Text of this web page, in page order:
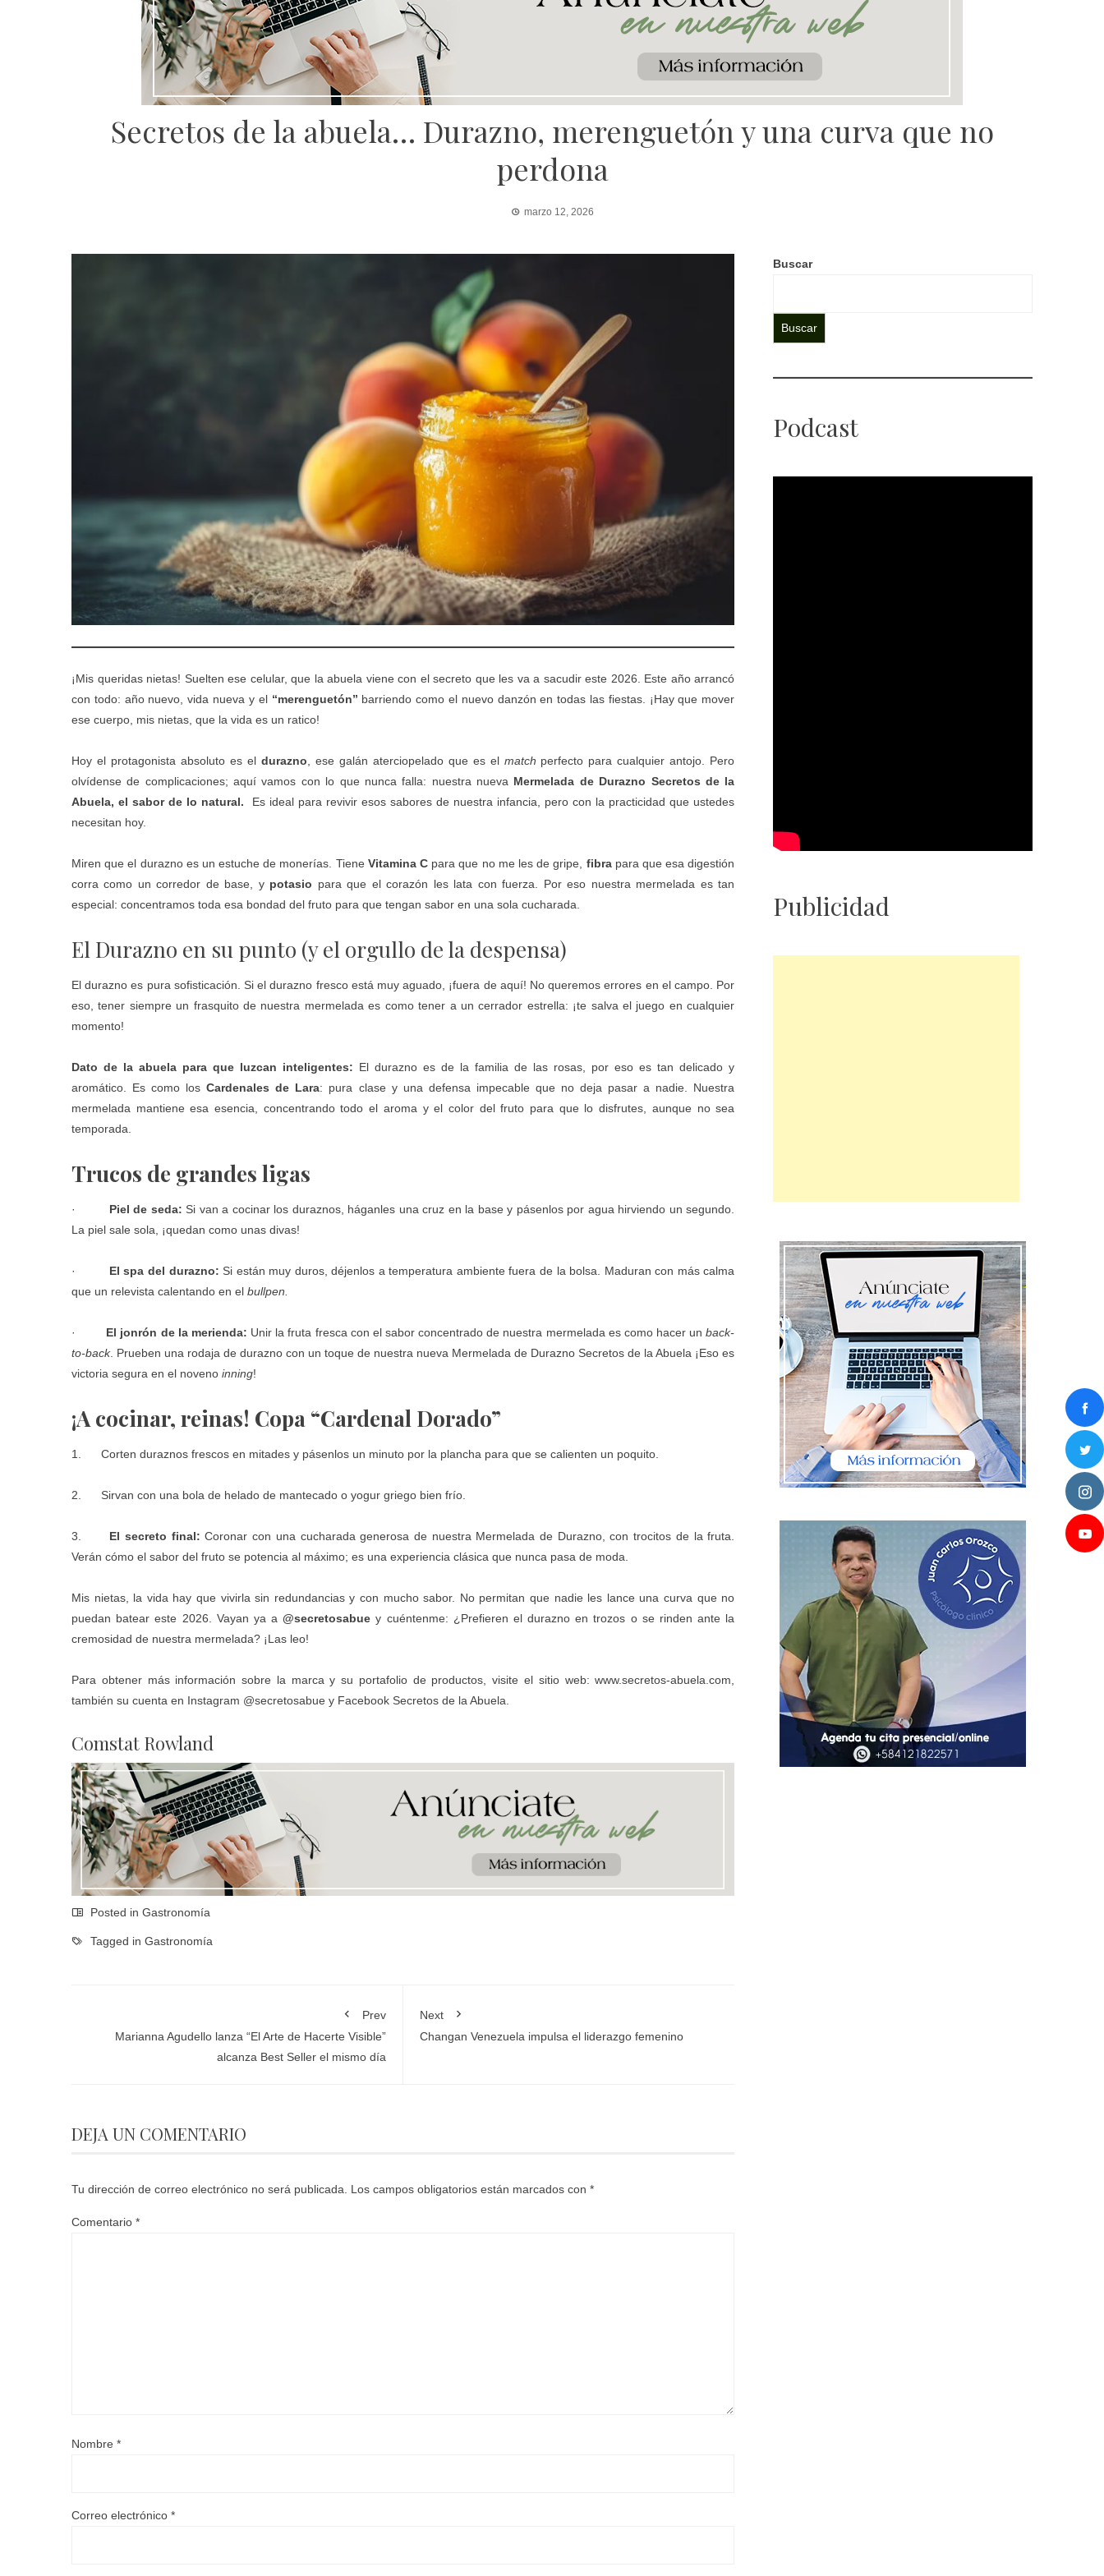
Secretos de la abuela… Durazno, merenguetón y una curva que no
perdona
marzo 12, 2026
¡Mis queridas nietas! Suelten ese celular, que la abuela viene con el secreto que les va a sacudir este 2026. Este año arrancó
con todo: año nuevo, vida nueva y el “merenguetón” barriendo como el nuevo danzón en todas las fiestas. ¡Hay que mover
ese cuerpo, mis nietas, que la vida es un ratico!
Hoy el protagonista absoluto es el durazno , ese galán aterciopelado que es el match perfecto para cualquier antojo. Pero
olvídense de complicaciones; aquí vamos con lo que nunca falla: nuestra nueva Mermelada de Durazno Secretos de la
Abuela, el sabor de lo natural. Es ideal para revivir esos sabores de nuestra infancia, pero con la practicidad que ustedes
necesitan hoy.
Miren que el durazno es un estuche de monerías. Tiene Vitamina C para que no me les de gripe, fibrapara que esa digestión
corra como un corredor de base, y potasio para que el corazón les lata con fuerza. Por eso nuestra mermelada es tan
especial: concentramos toda esa bondad del fruto para que tengan sabor en una sola cucharada.
El Durazno en su punto (y el orgullo de la despensa)
El durazno es pura sofisticación. Si el durazno fresco está muy aguado, ¡fuera de aquí! No queremos errores en el campo. Por
eso, tener siempre un frasquito de nuestra mermelada es como tener a un cerrador estrella: ¡te salva el juego en cualquier
momento!
Dato de la abuela para que luzcan inteligentes: El durazno es de la familia de las rosas, por eso es tan delicado y
aromático. Es como losCardenales de Lara: pura clase y una defensa impecable que no deja pasar a nadie. Nuestra
mermelada mantiene esa esencia, concentrando todo el aroma y el color del fruto para que lo disfrutes, aunque no sea
temporada.
Trucos de grandes ligas
· Piel de seda: Si van a cocinar los duraznos, háganles una cruz en la base y pásenlos por agua hirviendo un segundo.
La piel sale sola, ¡quedan como unas divas!
· El spa del durazno: Si están muy duros, déjenlos a temperatura ambiente fuera de la bolsa. Maduran con más calma
que un relevista calentando en el bullpen.
· El jonrón de la merienda: Unir la fruta fresca con el sabor concentrado de nuestra mermelada es como hacer unback-
to-back. Prueben una rodaja de durazno con un toque de nuestra nueva Mermelada de Durazno Secretos de la Abuela ¡Eso es
victoria segura en el noveno inning!
¡A cocinar, reinas! Copa “Cardenal Dorado”
1. Corten duraznos frescos en mitades y pásenlos un minuto por la plancha para que se calienten un poquito.
2. Sirvan con una bola de helado de mantecado o yogur griego bien frío.
3. El secreto final: Coronar con una cucharada generosa de nuestra Mermelada de Durazno, con trocitos de la fruta.
Verán cómo el sabor del fruto se potencia al máximo; es una experiencia clásica que nunca pasa de moda.
Mis nietas, la vida hay que vivirla sin redundancias y con mucho sabor. No permitan que nadie les lance una curva que no
puedan batear este 2026. Vayan ya a@secretosabue y cuéntenme: ¿Prefieren el durazno en trozos o se rinden ante la
cremosidad de nuestra mermelada? ¡Las leo!
Para obtener más información sobre la marca y su portafolio de productos, visite el sitio web:www.secretos-abuela.com
también su cuenta en Instagram @secretosabue y Facebook Secretos de la Abuela
Comstat Rowland
Posted in Gastronomía
Tagged in Gastronomía
Prev
Marianna Agudello lanza “El Arte de Hacerte Visible”
alcanza Best Seller el mismo día
Next
Changan Venezuela impulsa el liderazgo femenino
DEJA UN COMENTARIO
Tu dirección de correo electrónico no será publicada. Los campos obligatorios están marcados con *
Comentario *
Nombre *
Correo electrónico *
Buscar
Buscar
Podcast
Publicidad